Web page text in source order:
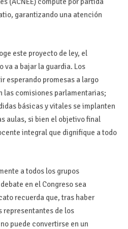
garantizando una atención
este proyecto de ley, el
va a bajar la guardia. Los
esperando promesas a largo
las comisiones parlamentarias;
básicas y vitales se implanten
aulas, si bien el objetivo final
integral que dignifique a todo
a todos los grupos
en el Congreso sea
recuerda que, tras haber
representantes de los
puede convertirse en un